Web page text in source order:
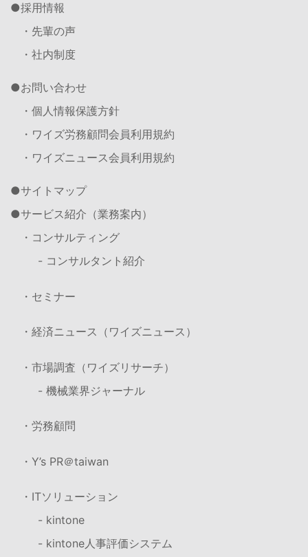
採用情報
・先輩の声
・社内制度
お問い合わせ
・個人情報保護方針
・ワイズ労務顧問会員利用規約
・ワイズニュース会員利用規約
サイトマップ
サービス紹介（業務案内）
・コンサルティング
- コンサルタント紹介
・セミナー
・経済ニュース（ワイズニュース）
・市場調査（ワイズリサーチ）
- 機械業界ジャーナル
・労務顧問
・Y’s PR＠taiwan
・ITソリューション
- kintone
- kintone人事評価システム